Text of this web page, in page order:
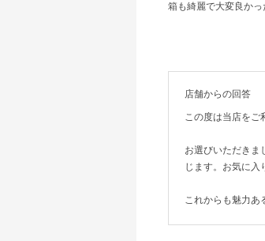
箱も綺麗で大変良かっ
店舗からの回答
この度は当店をご
お選びいただきま
じます。お気に入
これからも魅力あ